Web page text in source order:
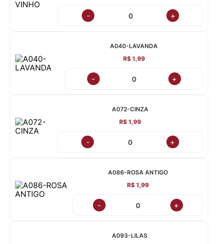
- +
A040-LAVANDA
R$ 1,99
- +
A072-CINZA
R$ 1,99
- +
A086-ROSA ANTIGO
R$ 1,99
- +
A093-LILAS